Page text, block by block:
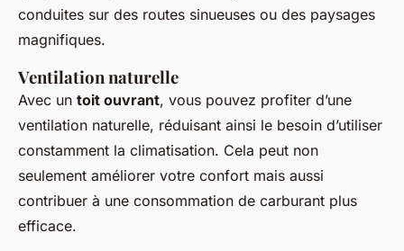
conduites sur des routes sinueuses ou des paysages
magnifiques.
Ventilation naturelle
Avec un toit ouvrant, vous pouvez profiter d’une
ventilation naturelle, réduisant ainsi le besoin d’utiliser
constamment la climatisation. Cela peut non
seulement améliorer votre confort mais aussi
contribuer à une consommation de carburant plus
efficace.